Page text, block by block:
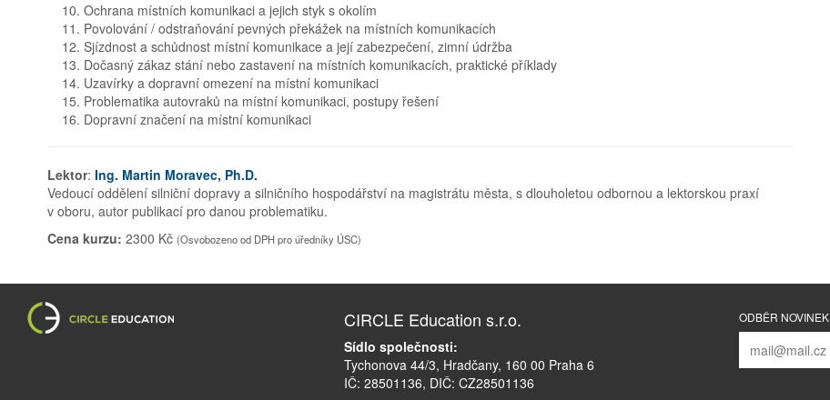
Ochrana místních komunikaci a jejich styk s okolím
Povolování / odstraňování pevných překážek na místních komunikacích
Sjízdnost a schůdnost místní komunikace a její zabezpečení, zimní údržba
Dočasný zákaz stání nebo zastavení na místních komunikacích, praktické příklady
Uzavírky a dopravní omezení na místní komunikaci
Problematika autovraků na místní komunikaci, postupy řešení
Dopravní značení na místní komunikaci
Lektor: Ing. Martin Moravec, Ph.D.
Vedoucí oddělení silniční dopravy a silničního hospodářství na magistrátu města, s dlouholetou odbornou a lektorskou praxí
v oboru, autor publikací pro danou problematiku.
Cena kurzu: 2300 Kč (Osvobozeno od DPH pro úředníky ÚSC)
CIRCLE Education s.r.o.
Sídlo společnosti:
Tychonova 44/3, Hradčany, 160 00 Praha 6
IČ: 28501136, DIČ: CZ28501136
ODBĚR NOVINEK